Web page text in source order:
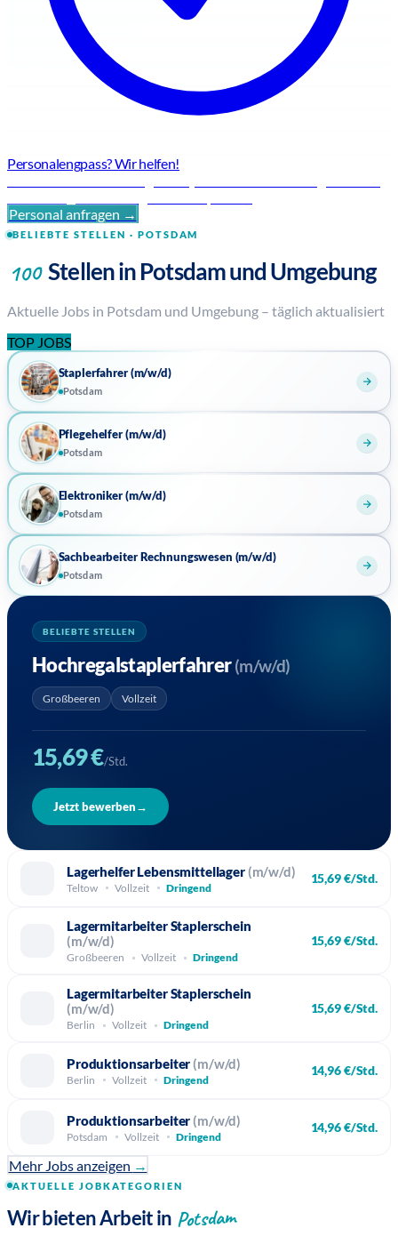
Personalengpass? Wir helfen!
Personal anfragen →
BELIEBTE STELLEN · POTSDAM
100 Stellen in Potsdam und Umgebung
Aktuelle Jobs in Potsdam und Umgebung – täglich aktualisiert
TOP JOBS
Staplerfahrer (m/w/d)
Potsdam
Pflegehelfer (m/w/d)
Potsdam
Elektroniker (m/w/d)
Potsdam
Sachbearbeiter Rechnungswesen (m/w/d)
Potsdam
BELIEBTE STELLEN
Hochregalstaplerfahrer(m/w/d)
Großbeeren Vollzeit
15,69 €/Std.
Jetzt bewerben→
Lagerhelfer Lebensmittellager (m/w/d)
Teltow Vollzeit Dringend
15,69 €/Std.
Lagermitarbeiter Staplerschein
(m/w/d)
Großbeeren Vollzeit Dringend
15,69 €/Std.
Lagermitarbeiter Staplerschein
(m/w/d)
Berlin Vollzeit Dringend
15,69 €/Std.
Produktionsarbeiter (m/w/d)
Berlin Vollzeit Dringend
14,96 €/Std.
Produktionsarbeiter (m/w/d)
Potsdam Vollzeit Dringend
14,96 €/Std.
Mehr Jobs anzeigen →
AKTUELLE JOBKATEGORIEN
Wir bieten Arbeit in Potsdam